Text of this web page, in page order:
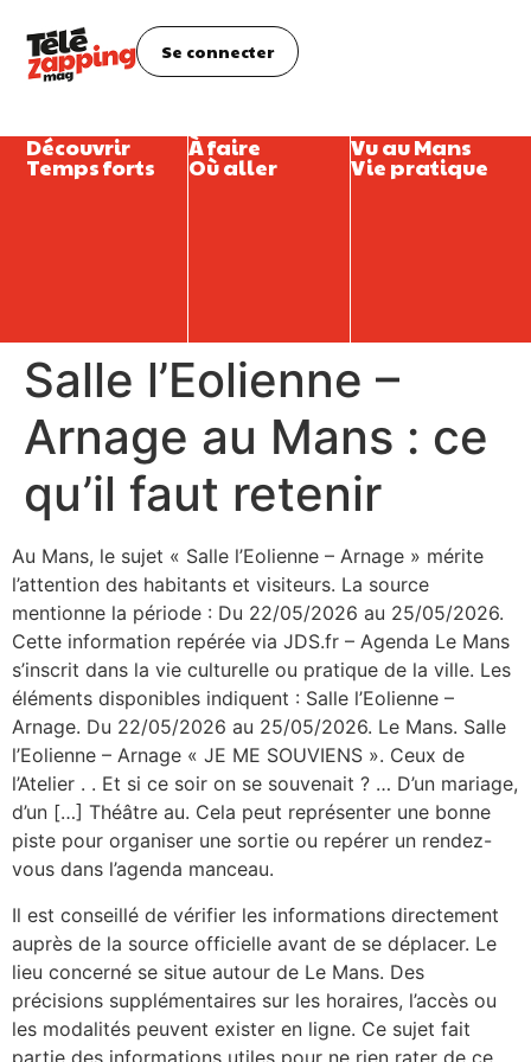
Se connecter
Découvrir
Temps forts
À faire
Où aller
Vu au Mans
Vie pratique
Salle l’Eolienne –
Arnage au Mans : ce
qu’il faut retenir
Au Mans, le sujet « Salle l’Eolienne – Arnage » mérite
l’attention des habitants et visiteurs. La source
mentionne la période : Du 22/05/2026 au 25/05/2026.
Cette information repérée via JDS.fr – Agenda Le Mans
s’inscrit dans la vie culturelle ou pratique de la ville. Les
éléments disponibles indiquent : Salle l’Eolienne –
Arnage. Du 22/05/2026 au 25/05/2026. Le Mans. Salle
l’Eolienne – Arnage « JE ME SOUVIENS ». Ceux de
l’Atelier . . Et si ce soir on se souvenait ? … D’un mariage,
d’un […] Théâtre au. Cela peut représenter une bonne
piste pour organiser une sortie ou repérer un rendez-
vous dans l’agenda manceau.
Il est conseillé de vérifier les informations directement
auprès de la source officielle avant de se déplacer. Le
lieu concerné se situe autour de Le Mans. Des
précisions supplémentaires sur les horaires, l’accès ou
les modalités peuvent exister en ligne. Ce sujet fait
partie des informations utiles pour ne rien rater de ce